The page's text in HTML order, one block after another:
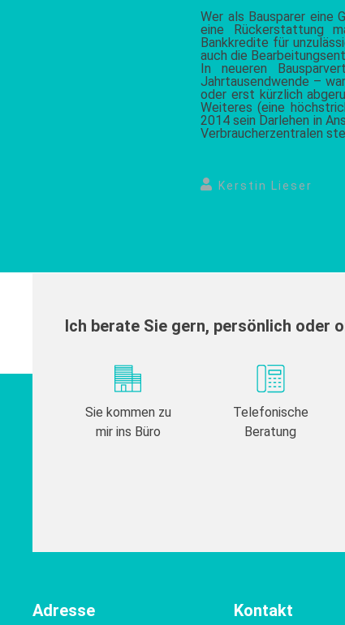
Wer als Bausparer eine
eine Rückerstattung
Bankkredite für
auch die
In neueren
Jahrtausendwende –
oder erst kürzlich
Weiteres (eine
2014 sein Darlehen in
Verbraucherzentralen
Kerstin Lieser
Ich berate Sie gern, persönlich oder
Sie kommen zu
mir ins Büro
Telefonische
Beratung
Adresse Kontakt